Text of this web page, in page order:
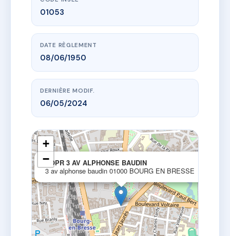
01053
DATE RÈGLEMENT
08/06/1950
DERNIÈRE MODIF.
06/05/2024
COPR 3 AV ALPHONSE BAUDIN
3 av alphonse baudin 01000 BOURG EN BRESSE
+
−